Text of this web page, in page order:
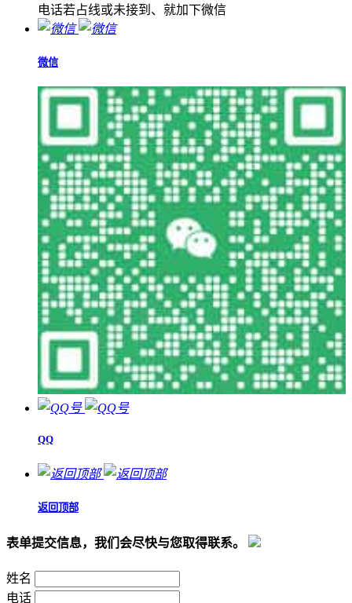
电话若占线或未接到、就加下微信
微信
QQ
返回顶部
表单提交信息，我们会尽快与您取得联系。
姓名
电话